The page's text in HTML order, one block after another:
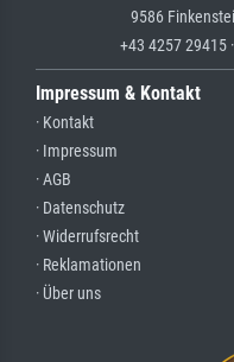
9586
+43 4257 29415
Impressum & Kontakt
· Kontakt
· Impressum
· AGB
· Datenschutz
· Widerrufsrecht
· Reklamationen
· Über uns